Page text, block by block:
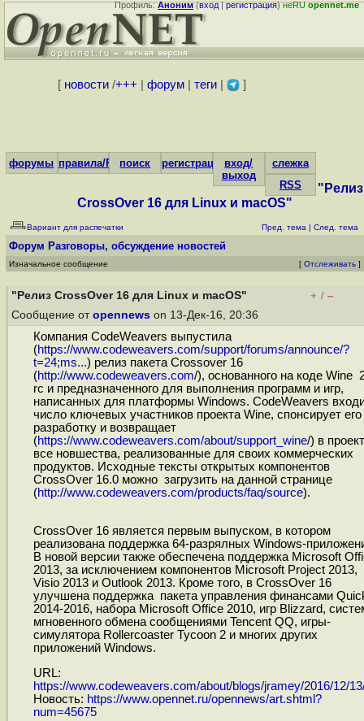
Профиль:Аноним(вход|регистрация)неRUopennet.me
[ новости/+++ форум| теги| ]
форумы правила/FAQпоиск регистрациявход/
выход
слежка
RSS
"Релиз
CrossOver 16 для Linux и macOS"
Вариант для распечатки Пред. тема | След. тема
Форум Разговоры, обсуждение новостей
Изначальное сообщение [ Отслеживать ]
"Релиз CrossOver 16 для Linux и macOS" + / –
Сообщение от opennews on 13-Дек-16, 20:36
Компания CodeWeavers выпустила
(https://www.codeweavers.com/support/forums/announce/?
t=24;ms...) релиз пакета Crossover 16
(http://www.codeweavers.com/), основанного на коде Wine
rc и предназначенного для выполнения программ и игр,
написанных для платформы Windows. CodeWeavers
число ключевых участников проекта Wine, спонсирует его
разработку и возвращает
(https://www.codeweavers.com/about/support_wine/) в проект
все новшества, реализованные для своих коммерческих
продуктов. Исходные тексты открытых компонентов
CrossOver 16.0 можно загрузить на данной странице
(http://www.codeweavers.com/products/faq/source).
CrossOver 16 является первым выпуском, в котором
реализована поддержка 64-разрялных Windows-
В новой версии также обеспечена поддержка Microsoft
2013, за исключением компонентов Microsoft Project 2013,
Visio 2013 и Outlook 2013. Кроме того, в CrossOver 16
улучшена поддержка пакета управления финансами
2014-2016, набора Microsoft Office 2010, игр Blizzard,
мгновенного обмена сообщениями Tencent QQ, игры-
симулятора Rollercoaster Tycoon 2 и многих других
приложений Windows.
URL:
https://www.codeweavers.com/about/blogs/jramey/2016/12/
Новость: https://www.opennet.ru/opennews/art.shtml?
num=45675